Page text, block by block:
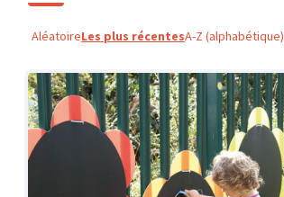
AléatoireLes plus récentesA-Z (alphabétique)